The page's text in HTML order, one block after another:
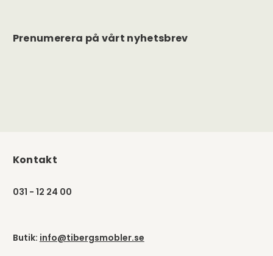
Prenumerera på vårt nyhetsbrev
Kontakt
031 - 12 24 00
Butik: info@tibergsmobler.se